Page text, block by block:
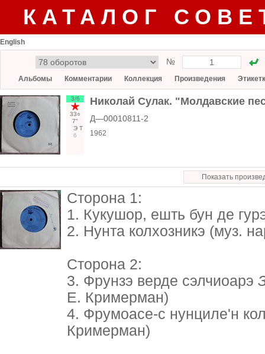
КАТАЛОГ
English
№
Альбомы Комментарии Коллекция Произведения
3/6
33○
7"
Э Т
6
Николай Сулак. "Молдавские
Д—00010811-2
1962
Показать
Сторона 1:
1. Кукушор, ешть бун де
2. Нунта колхозникэ (муз.
Сторона 2:
3. Фрунзэ верде сэлчиоарэ
Е. Кримерман)
4. Фрумоасе-с нунциле'н
Кримерман)